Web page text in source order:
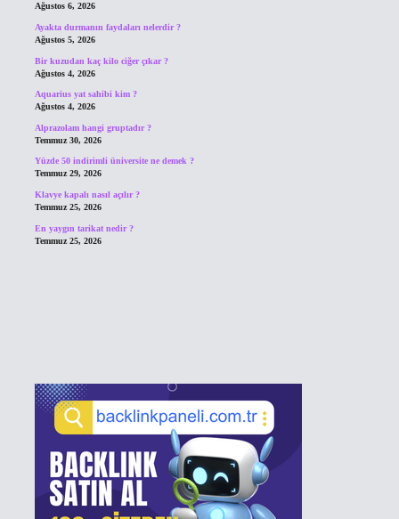
Ağustos 6, 2026
Ayakta durmanın faydaları nelerdir ?
Ağustos 5, 2026
Bir kuzudan kaç kilo ciğer çıkar ?
Ağustos 4, 2026
Aquarius yat sahibi kim ?
Ağustos 4, 2026
Alprazolam hangi gruptadır ?
Temmuz 30, 2026
Yüzde 50 indirimli üniversite ne demek ?
Temmuz 29, 2026
Klavye kapalı nasıl açılır ?
Temmuz 25, 2026
En yaygın tarikat nedir ?
Temmuz 25, 2026